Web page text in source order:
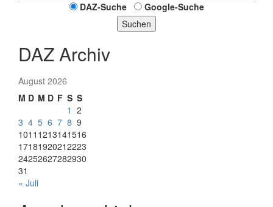
DAZ-Suche
Google-Suche
Suchen
DAZ Archiv
August 2026
M D M D F S S
1 2
3 4 5 6 7 8 9
1011 1213141516
17181920212223
24252627282930
31
« Juli